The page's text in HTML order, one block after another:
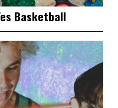
Basketball